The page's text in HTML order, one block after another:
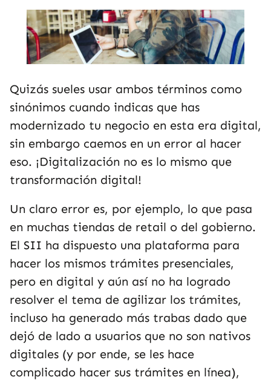
Quizás sueles usar ambos términos como
sinónimos cuando indicas que has
modernizado tu negocio en esta era digital,
sin embargo caemos en un error al hacer
eso. ¡Digitalización no es lo mismo que
transformación digital!
Un claro error es, por ejemplo, lo que pasa
en muchas tiendas de retail o del gobierno.
El SII ha dispuesto una plataforma para
hacer los mismos trámites presenciales,
pero en digital y aún así no ha logrado
resolver el tema de agilizar los trámites,
incluso ha generado más trabas dado que
dejó de lado a usuarios que no son nativos
digitales (y por ende, se les hace
complicado hacer sus trámites en línea),